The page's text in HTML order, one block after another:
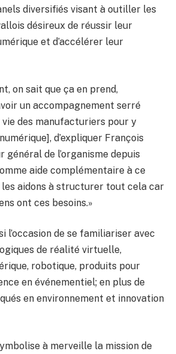
diversifiés visant à outiller les
désireux de réussir leur
et d’accélérer leur
on sait que ça en prend,
un accompagnement serré
des manufacturiers pour y
d’expliquer François
général de l’organisme depuis
aide complémentaire à ce
les aidons à structurer tout cela car
ont ces besoins.»
l’occasion de se familiariser avec
de réalité virtuelle,
robotique, produits pour
en événementiel; en plus de
en environnement et innovation
à merveille la mission de